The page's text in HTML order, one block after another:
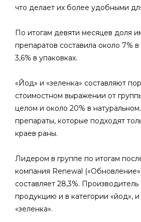
что делает их более удобными
По итогам девяти месяцев доля
препаратов составила около 7%
3,6% в упаковках.
«Йод» и «зеленка» составляют
стоимостном выражении от
целом и около 20% в
препараты, которые подходят
краев раны.
Лидером в группе по итогам
компания Renewal
составляет 28,3%. Производитель
продукцию и в категории «йод», и
«зеленка».